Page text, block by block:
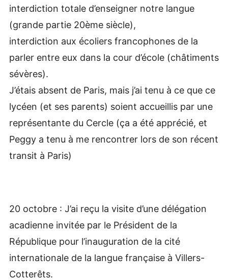
interdiction totale d’enseigner notre langue
(grande partie 20ème siècle),
interdiction aux écoliers francophones de la
parler entre eux dans la cour d’école (châtiments
sévères).
J’étais absent de Paris, mais j’ai tenu à ce que ce
lycéen (et ses parents) soient accueillis par une
représentante du Cercle (ça a été apprécié, et
Peggy a tenu à me rencontrer lors de son récent
transit à Paris)
20 octobre : J’ai reçu la visite d’une délégation
acadienne invitée par le Président de la
République pour l’inauguration de la cité
internationale de la langue française à Villers-
Cotterêts.